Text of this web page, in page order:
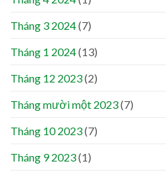
Tháng 3 2024(7)
Tháng 1 2024(13)
Tháng 12 2023(2)
Tháng mười một 2023(7)
Tháng 10 2023(7)
Tháng 9 2023(1)